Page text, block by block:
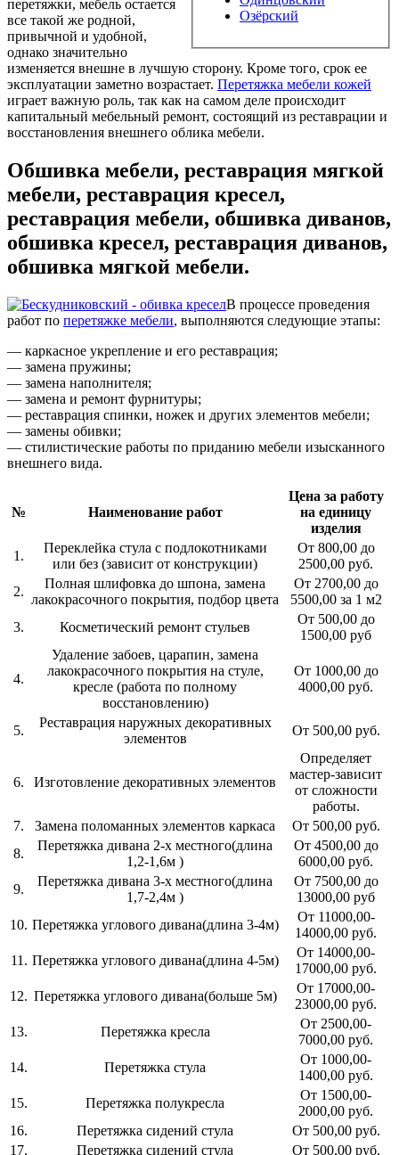
Озёрский
перетяжки, мебель остается
все такой же родной,
привычной и удобной,
однако значительно
изменяется внешне в лучшую сторону. Кроме того, срок ее
эксплуатации заметно возрастает. Перетяжка мебели кожей
играет важную роль, так как на самом деле происходит
капитальный мебельный ремонт, состоящий из реставрации и
восстановления внешнего облика мебели.
Обшивка мебели, реставрация мягкой
мебели, реставрация кресел,
реставрация мебели, обшивка диванов,
обшивка кресел, реставрация диванов,
обшивка мягкой мебели.
В процессе проведения
работ по перетяжке мебели, выполняются следующие этапы:
— каркасное укрепление и его реставрация;
— замена пружины;
— замена наполнителя;
— замена и ремонт фурнитуры;
— реставрация спинки, ножек и других элементов мебели;
— замены обивки;
— стилистические работы по приданию мебели изысканного
внешнего вида.
№ Наименование работ
Цена за работу
на единицу
изделия
1.
Переклейка стула с подлокотниками
или без (зависит от конструкции)
От 800,00 до
2500,00 руб.
2.
Полная шлифовка до шпона, замена
лакокрасочного покрытия, подбор цвета
От 2700,00 до
5500,00 за 1 м2
3.
Косметический ремонт стульев
От 500,00 до
1500,00 руб
4.
Удаление забоев, царапин, замена
лакокрасочного покрытия на стуле,
кресле (работа по полному
восстановлению)
От 1000,00 до
4000,00 руб.
5.
Реставрация наружных декоративных
элементов
От 500,00 руб.
6. Изготовление декоративных элементов
Определяет
мастер-зависит
от сложности
работы.
7.
Замена поломанных элементов каркаса
От 500,00 руб.
8.
Перетяжка дивана 2-х местного(длина
1,2-1,6м )
От 4500,00 до
6000,00 руб.
9.
Перетяжка дивана 3-х местного(длина
1,7-2,4м )
От 7500,00 до
13000,00 руб
10. Перетяжка углового дивана(длина 3-4м)
От 11000,00-
14000,00 руб.
11. Перетяжка углового дивана(длина 4-5м)
От 14000,00-
17000,00 руб.
12. Перетяжка углового дивана(больше 5м)
От 17000,00-
23000,00 руб.
13.
Перетяжка кресла
От 2500,00-
7000,00 руб.
14.
Перетяжка стула
От 1000,00-
1400,00 руб.
15.
Перетяжка полукресла
От 1500,00-
2000,00 руб.
16.
Перетяжка сидений стула
От 500,00 руб.
17.
Перетяжка сидений стула От 500,00 руб.